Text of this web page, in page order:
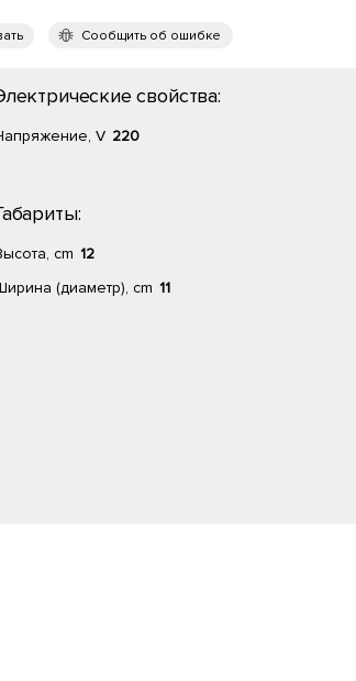
Сообщить об ошибке
свойства:
V 220
cm 12
(диаметр), cm 11